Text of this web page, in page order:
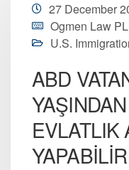
27 December
Ogmen Law
U.S.
ABD
EVLATLIK